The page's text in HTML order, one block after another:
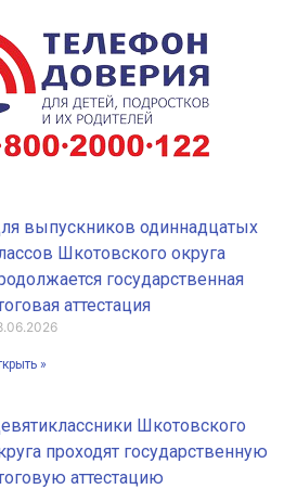
выпускников одиннадцатых
Шкотовского округа
государственная
аттестация
»
Шкотовского
проходят государственную
аттестацию